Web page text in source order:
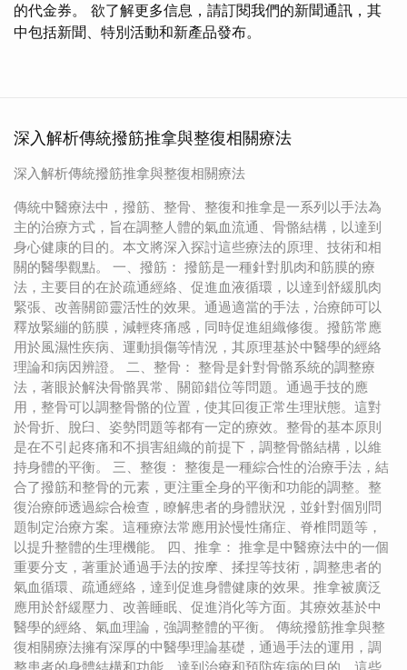
的代金券。 欲了解更多信息，請訂閱我們的新聞通訊，其
中包括新聞、特別活動和新產品發布。
深入解析傳統撥筋推拿與整復相關療法
深入解析傳統撥筋推拿與整復相關療法
傳統中醫療法中，撥筋、整骨、整復和推拿是一系列以手法為
主的治療方式，旨在調整人體的氣血流通、骨骼結構，以達到
身心健康的目的。本文將深入探討這些療法的原理、技術和相
關的醫學觀點。 一、撥筋： 撥筋是一種針對肌肉和筋膜的療
法，主要目的在於疏通經絡、促進血液循環，以達到舒緩肌肉
緊張、改善關節靈活性的效果。通過適當的手法，治療師可以
釋放緊繃的筋膜，減輕疼痛感，同時促進組織修復。撥筋常應
用於風濕性疾病、運動損傷等情況，其原理基於中醫學的經絡
理論和病因辨證。 二、整骨： 整骨是針對骨骼系統的調整療
法，著眼於解決骨骼異常、關節錯位等問題。通過手技的應
用，整骨可以調整骨骼的位置，使其回復正常生理狀態。這對
於骨折、脫臼、姿勢問題等都有一定的療效。整骨的基本原則
是在不引起疼痛和不損害組織的前提下，調整骨骼結構，以維
持身體的平衡。 三、整復： 整復是一種綜合性的治療手法，結
合了撥筋和整骨的元素，更注重全身的平衡和功能的調整。整
復治療師透過綜合檢查，瞭解患者的身體狀況，並針對個別問
題制定治療方案。這種療法常應用於慢性痛症、脊椎問題等，
以提升整體的生理機能。 四、推拿： 推拿是中醫療法中的一個
重要分支，著重於通過手法的按摩、揉捏等技術，調整患者的
氣血循環、疏通經絡，達到促進身體健康的效果。推拿被廣泛
應用於舒緩壓力、改善睡眠、促進消化等方面。其療效基於中
醫學的經絡、氣血理論，強調整體的平衡。 傳統撥筋推拿與整
復相關療法擁有深厚的中醫學理論基礎，通過手法的運用，調